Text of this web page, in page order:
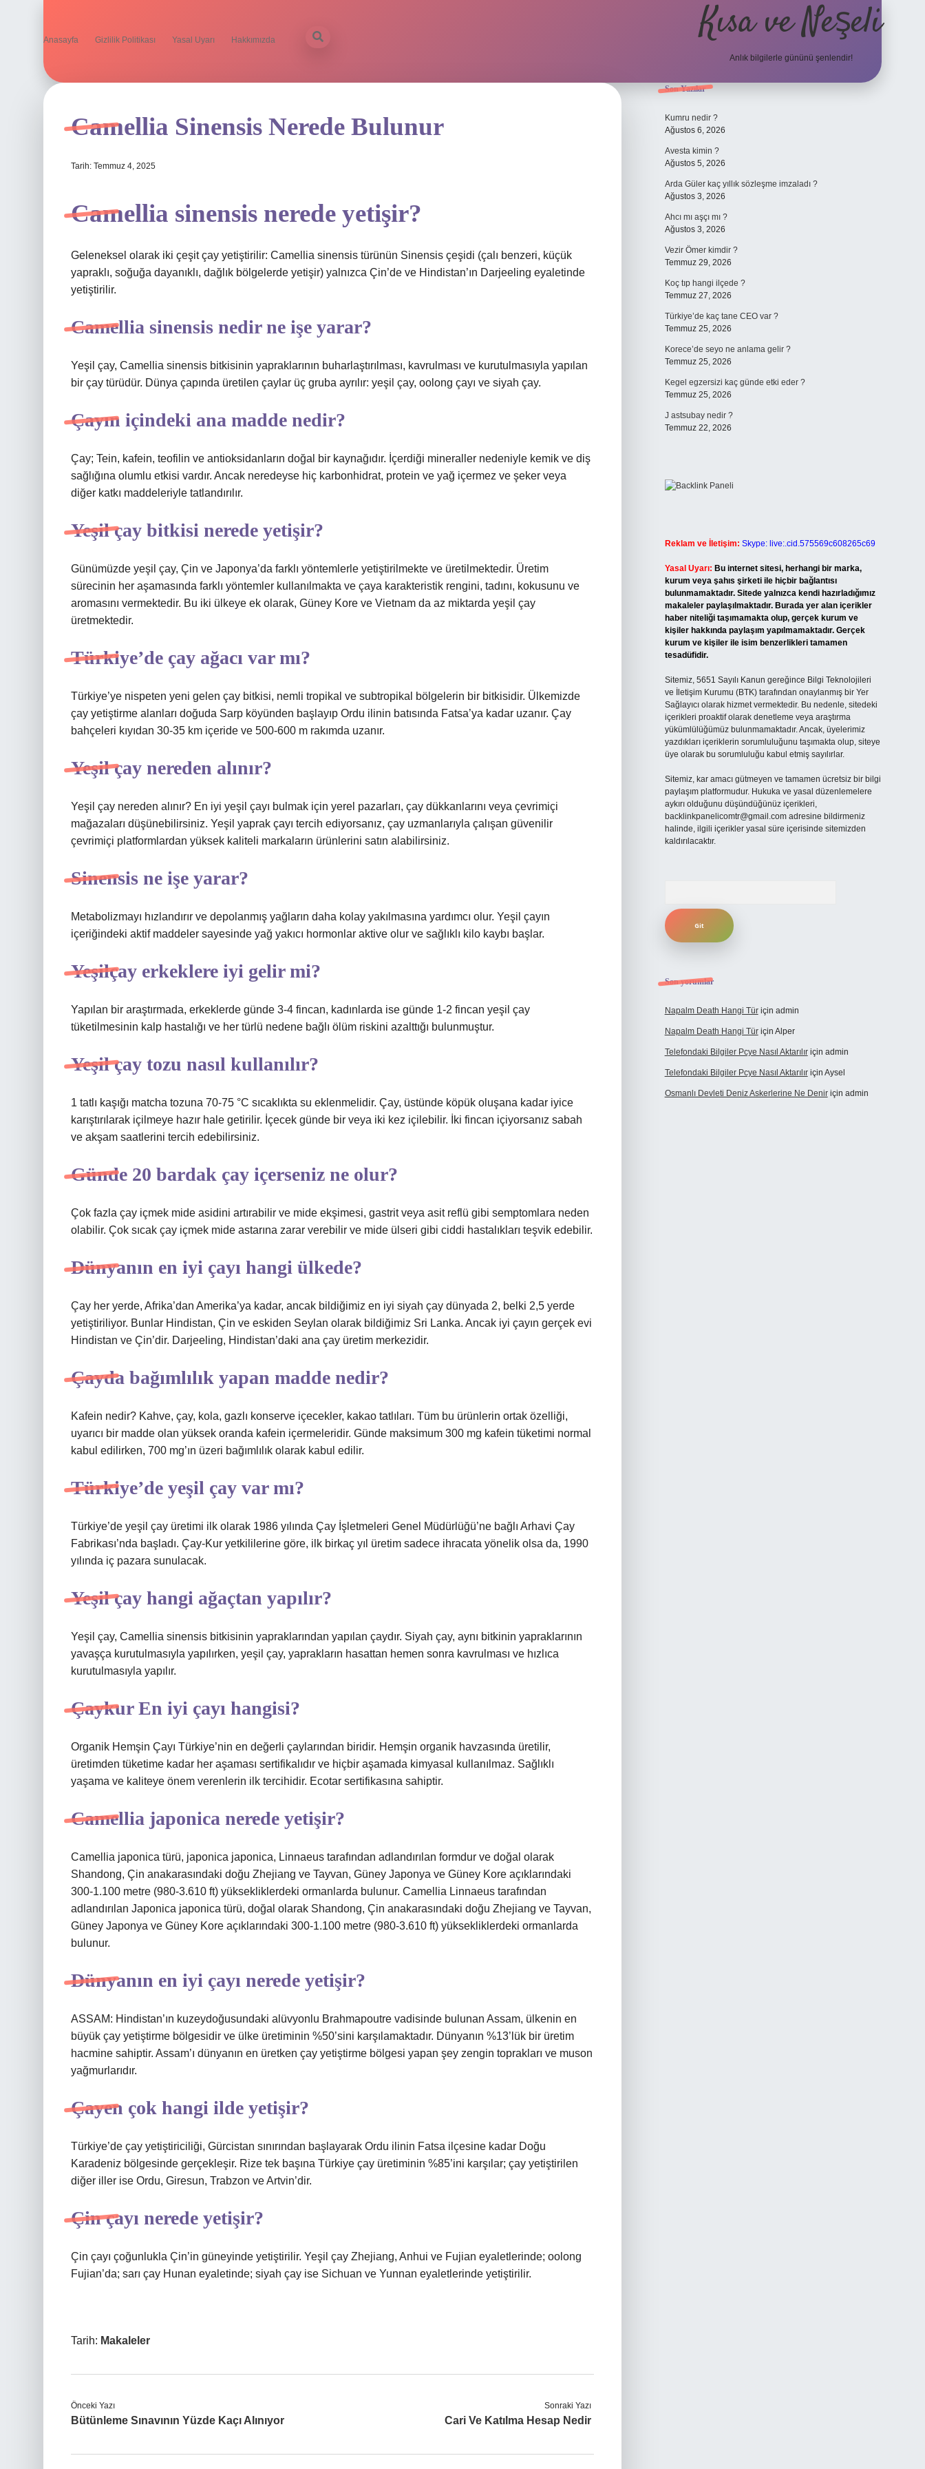
Anasayfa Gizlilik Politikası Yasal Uyarı Hakkımızda Kısa ve Neşeli
Anlık bilgilerle gününü şenlendir!
Camellia Sinensis Nerede Bulunur
Tarih: Temmuz 4, 2025
Camellia sinensis nerede yetişir?
Geleneksel olarak iki çeşit çay yetiştirilir: Camellia sinensis türünün Sinensis çeşidi (çalı benzeri, küçük
yapraklı, soğuğa dayanıklı, dağlık bölgelerde yetişir) yalnızca Çin’de ve Hindistan’ın Darjeeling eyaletinde
yetiştirilir.
Camellia sinensis nedir ne işe yarar?
Yeşil çay, Camellia sinensis bitkisinin yapraklarının buharlaştırılması, kavrulması ve kurutulmasıyla yapılan
bir çay türüdür. Dünya çapında üretilen çaylar üç gruba ayrılır: yeşil çay, oolong çayı ve siyah çay.
Çayın içindeki ana madde nedir?
Çay; Tein, kafein, teofilin ve antioksidanların doğal bir kaynağıdır. İçerdiği mineraller nedeniyle kemik ve diş
sağlığına olumlu etkisi vardır. Ancak neredeyse hiç karbonhidrat, protein ve yağ içermez ve şeker veya
diğer katkı maddeleriyle tatlandırılır.
Yeşil çay bitkisi nerede yetişir?
Günümüzde yeşil çay, Çin ve Japonya’da farklı yöntemlerle yetiştirilmekte ve üretilmektedir. Üretim
sürecinin her aşamasında farklı yöntemler kullanılmakta ve çaya karakteristik rengini, tadını, kokusunu ve
aromasını vermektedir. Bu iki ülkeye ek olarak, Güney Kore ve Vietnam da az miktarda yeşil çay
üretmektedir.
Türkiye’de çay ağacı var mı?
Türkiye’ye nispeten yeni gelen çay bitkisi, nemli tropikal ve subtropikal bölgelerin bir bitkisidir. Ülkemizde
çay yetiştirme alanları doğuda Sarp köyünden başlayıp Ordu ilinin batısında Fatsa’ya kadar uzanır. Çay
bahçeleri kıyıdan 30-35 km içeride ve 500-600 m rakımda uzanır.
Yeşil çay nereden alınır?
Yeşil çay nereden alınır? En iyi yeşil çayı bulmak için yerel pazarları, çay dükkanlarını veya çevrimiçi
mağazaları düşünebilirsiniz. Yeşil yaprak çayı tercih ediyorsanız, çay uzmanlarıyla çalışan güvenilir
çevrimiçi platformlardan yüksek kaliteli markaların ürünlerini satın alabilirsiniz.
Sinensis ne işe yarar?
Metabolizmayı hızlandırır ve depolanmış yağların daha kolay yakılmasına yardımcı olur. Yeşil çayın
içeriğindeki aktif maddeler sayesinde yağ yakıcı hormonlar aktive olur ve sağlıklı kilo kaybı başlar.
Yeşilçay erkeklere iyi gelir mi?
Yapılan bir araştırmada, erkeklerde günde 3-4 fincan, kadınlarda ise günde 1-2 fincan yeşil çay
tüketilmesinin kalp hastalığı ve her türlü nedene bağlı ölüm riskini azalttığı bulunmuştur.
Yeşil çay tozu nasıl kullanılır?
1 tatlı kaşığı matcha tozuna 70-75 °C sıcaklıkta su eklenmelidir. Çay, üstünde köpük oluşana kadar iyice
karıştırılarak içilmeye hazır hale getirilir. İçecek günde bir veya iki kez içilebilir. İki fincan içiyorsanız sabah
ve akşam saatlerini tercih edebilirsiniz.
Günde 20 bardak çay içerseniz ne olur?
Çok fazla çay içmek mide asidini artırabilir ve mide ekşimesi, gastrit veya asit reflü gibi semptomlara neden
olabilir. Çok sıcak çay içmek mide astarına zarar verebilir ve mide ülseri gibi ciddi hastalıkları teşvik edebilir.
Dünyanın en iyi çayı hangi ülkede?
Çay her yerde, Afrika’dan Amerika’ya kadar, ancak bildiğimiz en iyi siyah çay dünyada 2, belki 2,5 yerde
yetiştiriliyor. Bunlar Hindistan, Çin ve eskiden Seylan olarak bildiğimiz Sri Lanka. Ancak iyi çayın gerçek evi
Hindistan ve Çin’dir. Darjeeling, Hindistan’daki ana çay üretim merkezidir.
Çayda bağımlılık yapan madde nedir?
Kafein nedir? Kahve, çay, kola, gazlı konserve içecekler, kakao tatlıları. Tüm bu ürünlerin ortak özelliği,
uyarıcı bir madde olan yüksek oranda kafein içermeleridir. Günde maksimum 300 mg kafein tüketimi normal
kabul edilirken, 700 mg’ın üzeri bağımlılık olarak kabul edilir.
Türkiye’de yeşil çay var mı?
Türkiye’de yeşil çay üretimi ilk olarak 1986 yılında Çay İşletmeleri Genel Müdürlüğü’ne bağlı Arhavi Çay
Fabrikası’nda başladı. Çay-Kur yetkililerine göre, ilk birkaç yıl üretim sadece ihracata yönelik olsa da, 1990
yılında iç pazara sunulacak.
Yeşil çay hangi ağaçtan yapılır?
Yeşil çay, Camellia sinensis bitkisinin yapraklarından yapılan çaydır. Siyah çay, aynı bitkinin yapraklarının
yavaşça kurutulmasıyla yapılırken, yeşil çay, yaprakların hasattan hemen sonra kavrulması ve hızlıca
kurutulmasıyla yapılır.
Çaykur En iyi çayı hangisi?
Organik Hemşin Çayı Türkiye’nin en değerli çaylarından biridir. Hemşin organik havzasında üretilir,
üretimden tüketime kadar her aşaması sertifikalıdır ve hiçbir aşamada kimyasal kullanılmaz. Sağlıklı
yaşama ve kaliteye önem verenlerin ilk tercihidir. Ecotar sertifikasına sahiptir.
Camellia japonica nerede yetişir?
Camellia japonica türü, japonica japonica, Linnaeus tarafından adlandırılan formdur ve doğal olarak
Shandong, Çin anakarasındaki doğu Zhejiang ve Tayvan, Güney Japonya ve Güney Kore açıklarındaki
300-1.100 metre (980-3.610 ft) yüksekliklerdeki ormanlarda bulunur. Camellia Linnaeus tarafından
adlandırılan Japonica japonica türü, doğal olarak Shandong, Çin anakarasındaki doğu Zhejiang ve Tayvan,
Güney Japonya ve Güney Kore açıklarındaki 300-1.100 metre (980-3.610 ft) yüksekliklerdeki ormanlarda
bulunur.
Dünyanın en iyi çayı nerede yetişir?
ASSAM: Hindistan’ın kuzeydoğusundaki alüvyonlu Brahmapoutre vadisinde bulunan Assam, ülkenin en
büyük çay yetiştirme bölgesidir ve ülke üretiminin %50’sini karşılamaktadır. Dünyanın %13’lük bir üretim
hacmine sahiptir. Assam’ı dünyanın en üretken çay yetiştirme bölgesi yapan şey zengin toprakları ve muson
yağmurlarıdır.
Çayen çok hangi ilde yetişir?
Türkiye’de çay yetiştiriciliği, Gürcistan sınırından başlayarak Ordu ilinin Fatsa ilçesine kadar Doğu
Karadeniz bölgesinde gerçekleşir. Rize tek başına Türkiye çay üretiminin %85’ini karşılar; çay yetiştirilen
diğer iller ise Ordu, Giresun, Trabzon ve Artvin’dir.
Çin çayı nerede yetişir?
Çin çayı çoğunlukla Çin’in güneyinde yetiştirilir. Yeşil çay Zhejiang, Anhui ve Fujian eyaletlerinde; oolong
Fujian’da; sarı çay Hunan eyaletinde; siyah çay ise Sichuan ve Yunnan eyaletlerinde yetiştirilir.
Tarih: Makaleler
Önceki Yazı
Bütünleme Sınavının Yüzde Kaçı Alınıyor
Sonraki Yazı
Cari Ve Katılma Hesap Nedir
Sidebar
Son Yazılar
Kumru nedir ?
Ağustos 6, 2026
Avesta kimin ?
Ağustos 5, 2026
Arda Güler kaç yıllık sözleşme imzaladı ?
Ağustos 3, 2026
Ahcı mı aşçı mı ?
Ağustos 3, 2026
Vezir Ömer kimdir ?
Temmuz 29, 2026
Koç tıp hangi ilçede ?
Temmuz 27, 2026
Türkiye’de kaç tane CEO var ?
Temmuz 25, 2026
Korece’de seyo ne anlama gelir ?
Temmuz 25, 2026
Kegel egzersizi kaç günde etki eder ?
Temmuz 25, 2026
J astsubay nedir ?
Temmuz 22, 2026
Reklam ve İletişim: Skype: live:.cid.575569c608265c69
Yasal Uyarı: Bu internet sitesi, herhangi bir marka,
kurum veya şahıs şirketi ile hiçbir bağlantısı
bulunmamaktadır. Sitede yalnızca kendi hazırladığımız
makaleler paylaşılmaktadır. Burada yer alan içerikler
haber niteliği taşımamakta olup, gerçek kurum ve
kişiler hakkında paylaşım yapılmamaktadır. Gerçek
kurum ve kişiler ile isim benzerlikleri tamamen
tesadüfidir.
Sitemiz, 5651 Sayılı Kanun gereğince Bilgi Teknolojileri
ve İletişim Kurumu (BTK) tarafından onaylanmış bir Yer
Sağlayıcı olarak hizmet vermektedir. Bu nedenle, sitedeki
içerikleri proaktif olarak denetleme veya araştırma
yükümlülüğümüz bulunmamaktadır. Ancak, üyelerimiz
yazdıkları içeriklerin sorumluluğunu taşımakta olup, siteye
üye olarak bu sorumluluğu kabul etmiş sayılırlar.
Sitemiz, kar amacı gütmeyen ve tamamen ücretsiz bir bilgi
paylaşım platformudur. Hukuka ve yasal düzenlemelere
aykırı olduğunu düşündüğünüz içerikleri,
backlinkpanelicomtr@gmail.comadresine bildirmeniz
halinde, ilgili içerikler yasal süre içerisinde sitemizden
kaldırılacaktır.
Son yorumlar
Napalm Death Hangi Türiçin admin
Napalm Death Hangi Türiçin Alper
Telefondaki Bilgiler Pcye Nasıl Aktarılıriçin admin
Telefondaki Bilgiler Pcye Nasıl Aktarılıriçin Aysel
Osmanlı Devleti Deniz Askerlerine Ne Deniriçin admin